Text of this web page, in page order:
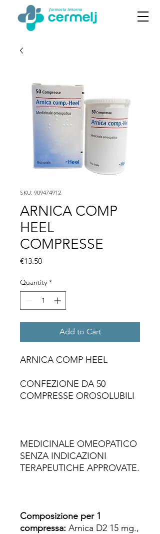
SKU: 909474912
ARNICA COMP
HEEL
COMPRESSE
€13.50Price
Quantity *
Add to Cart
ARNICA COMP HEEL
CONFEZIONE DA 50
COMPRESSE OROSOLUBILI
MEDICINALE OMEOPATICO
SENZA INDICAZIONI
TERAPEUTICHE APPROVATE.
Composizione per 1
compressa: Arnica D2 15 mg.,